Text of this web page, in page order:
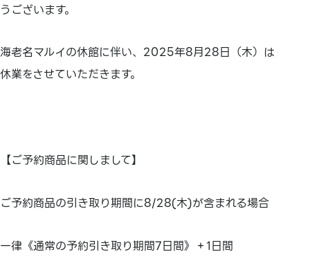
うございます。
海老名マルイの休館に伴い、2025年8月28日（木）は
休業をさせていただきます。
【ご予約商品に関しまして】
ご予約商品の引き取り期間に8/28(木)が含まれる場合
一律《通常の予約引き取り期間7日間》＋1日間